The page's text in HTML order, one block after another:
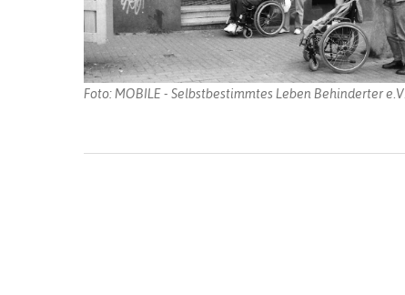
Foto: MOBILE - Selbstbestimmtes Leben Behinderter e.V.